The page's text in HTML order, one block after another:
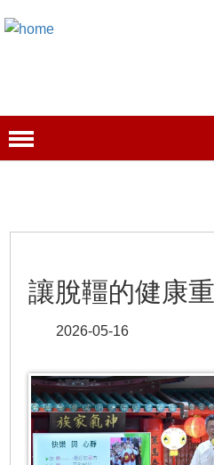
讓脫韁的健康
2026-05-16